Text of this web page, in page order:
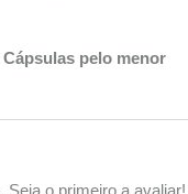
pelo menor
Seja o primeiro a avaliar!